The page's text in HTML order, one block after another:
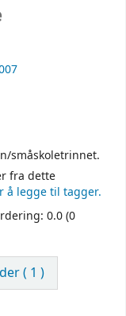
småskoletrinnet.
fra dette
å legge til tagger.
0.0 (0
( 1 )